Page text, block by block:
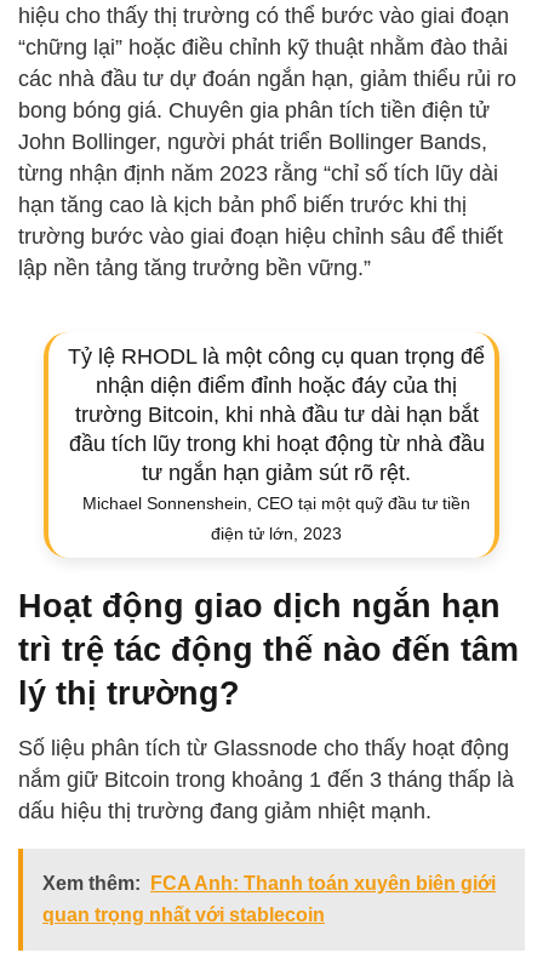
hiệu cho thấy thị trường có thể bước vào giai đoạn
“chững lại” hoặc điều chỉnh kỹ thuật nhằm đào thải
các nhà đầu tư dự đoán ngắn hạn, giảm thiểu rủi ro
bong bóng giá. Chuyên gia phân tích tiền điện tử
John Bollinger, người phát triển Bollinger Bands,
từng nhận định năm 2023 rằng “chỉ số tích lũy dài
hạn tăng cao là kịch bản phổ biến trước khi thị
trường bước vào giai đoạn hiệu chỉnh sâu để thiết
lập nền tảng tăng trưởng bền vững.”
Tỷ lệ RHODL là một công cụ quan trọng để
nhận diện điểm đỉnh hoặc đáy của thị
trường Bitcoin, khi nhà đầu tư dài hạn bắt
đầu tích lũy trong khi hoạt động từ nhà đầu
tư ngắn hạn giảm sút rõ rệt.
Michael Sonnenshein, CEO tại một quỹ đầu tư tiền
điện tử lớn, 2023
Hoạt động giao dịch ngắn hạn
trì trệ tác động thế nào đến tâm
lý thị trường?
Số liệu phân tích từ Glassnode cho thấy hoạt động
nắm giữ Bitcoin trong khoảng 1 đến 3 tháng thấp là
dấu hiệu thị trường đang giảm nhiệt mạnh.
Xem thêm:
FCA Anh: Thanh toán xuyên biên giới
quan trọng nhất với stablecoin